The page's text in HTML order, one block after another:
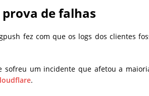
de falhas
fez com que os logs dos clientes
sofreu um incidente que afetou a
.